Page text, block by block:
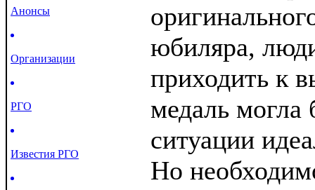
Анонсы
Организации
РГО
Известия РГО
юбиляра,
приходить к
медаль могла
ситуации
Но